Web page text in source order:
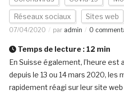
Réseaux sociaux Sites web
07/04/2020 par admin 0
Temps de lecture : 12 min
En Suisse également, l’heure
depuis le 13 ou 14 mars 2020, les
rapidement réagi sur leur site